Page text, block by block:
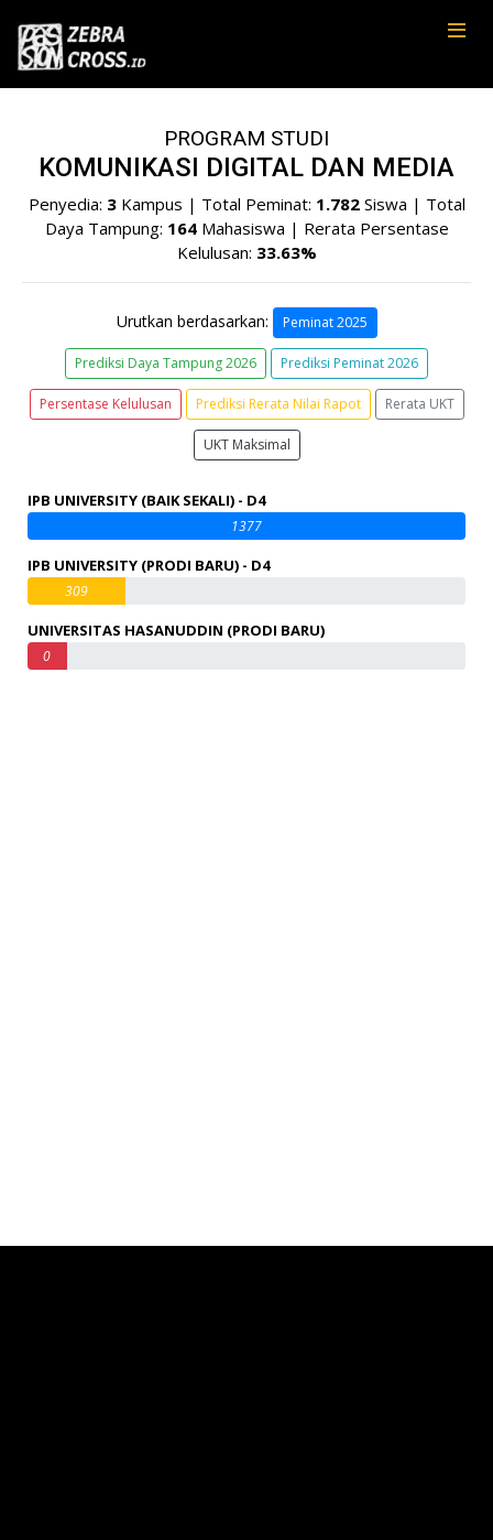
PROGRAM STUDI
KOMUNIKASI DIGITAL DAN MEDIA
Penyedia: 3Kampus | Total Peminat: 1.782Siswa | Total
Daya Tampung: 164Mahasiswa | Rerata Persentase
Kelulusan: 33.63%
Urutkan berdasarkan: Peminat 2025
Prediksi Daya Tampung 2026 Prediksi Peminat 2026
Persentase Kelulusan Prediksi Rerata Nilai Rapot Rerata UKT
UKT Maksimal
IPB UNIVERSITY (BAIK SEKALI) - D4
1377
IPB UNIVERSITY (PRODI BARU) - D4
309
UNIVERSITAS HASANUDDIN (PRODI BARU)
0